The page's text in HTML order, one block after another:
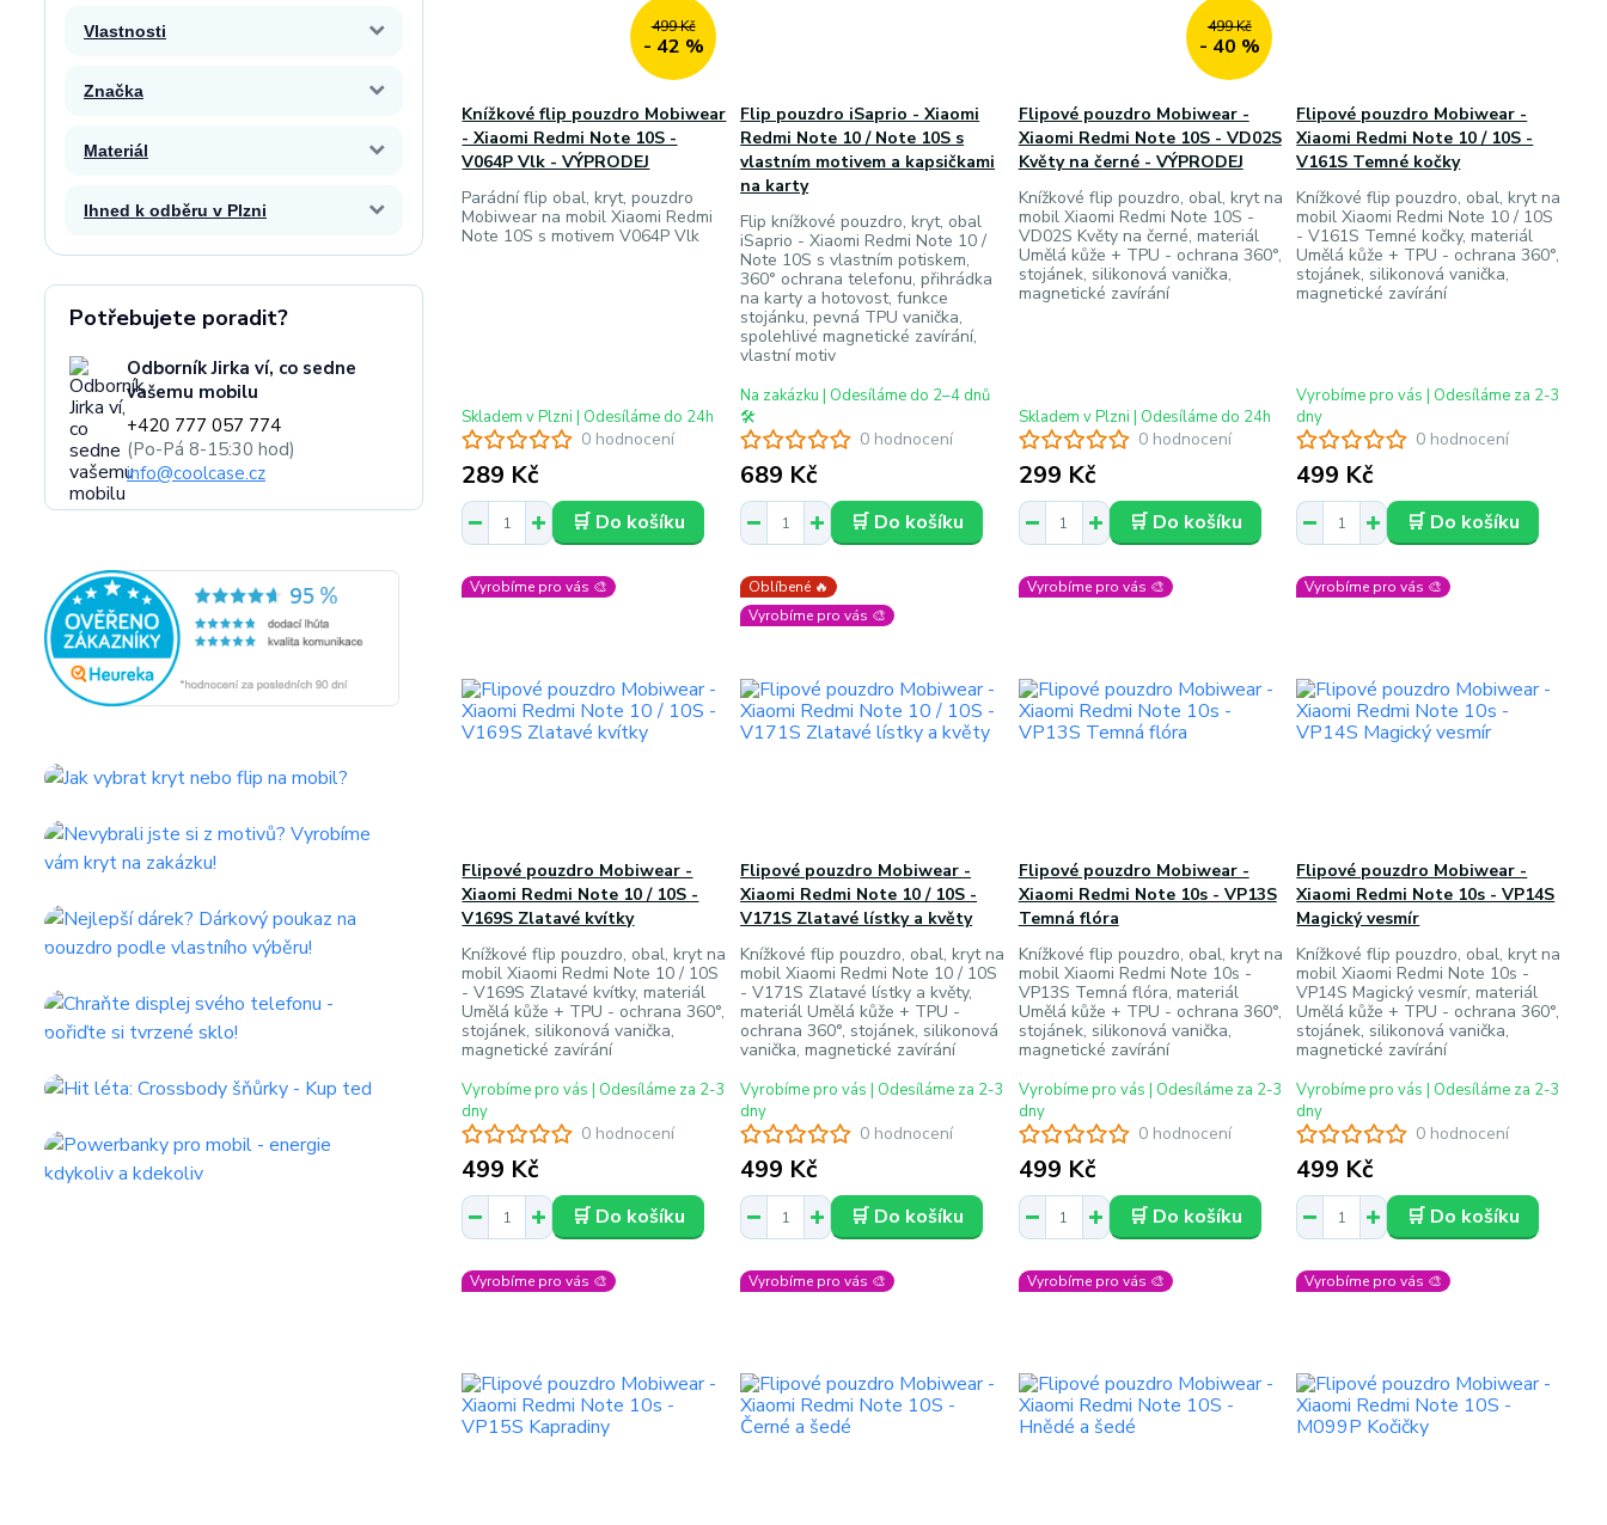
Vlastnosti
Značka
Materiál
Ihned k odběru v Plzni
Potřebujete poradit?
Odborník Jirka ví, co sedne
vašemu mobilu
+420 777 057 774
(Po-Pá 8-15:30 hod)
info@coolcase.cz
499 Kč
- 42 %
0 hodnocení
Knížkové flip pouzdro Mobiwear
- Xiaomi Redmi Note 10S -
V064P Vlk - VÝPRODEJ
Parádní flip obal, kryt, pouzdro
Mobiwear na mobil Xiaomi Redmi
Note 10S s motivem V064P Vlk
289 Kč
Skladem v Plzni | Odesíláme do 24h
🛒 Do košíku
0 hodnocení
Flip pouzdro iSaprio - Xiaomi
Redmi Note 10 / Note 10S s
vlastním motivem a kapsičkami
na karty
Flip knížkové pouzdro, kryt, obal
iSaprio - Xiaomi Redmi Note 10 /
Note 10S s vlastním potiskem,
360° ochrana telefonu, přihrádka
na karty a hotovost, funkce
stojánku, pevná TPU vanička,
spolehlivé magnetické zavírání,
vlastní motiv
689 Kč
Na zakázku | Odesíláme do 2–4 dnů
🛠️
🛒 Do košíku
499 Kč
- 40 %
0 hodnocení
Flipové pouzdro Mobiwear -
Xiaomi Redmi Note 10S - VD02S
Květy na černé - VÝPRODEJ
Knížkové flip pouzdro, obal, kryt na
mobil Xiaomi Redmi Note 10S -
VD02S Květy na černé, materiál
Umělá kůže + TPU - ochrana 360°,
stojánek, silikonová vanička,
magnetické zavírání
299 Kč
Skladem v Plzni | Odesíláme do 24h
🛒 Do košíku
0 hodnocení
Flipové pouzdro Mobiwear -
Xiaomi Redmi Note 10 / 10S -
V161S Temné kočky
Knížkové flip pouzdro, obal, kryt na
mobil Xiaomi Redmi Note 10 / 10S
- V161S Temné kočky, materiál
Umělá kůže + TPU - ochrana 360°,
stojánek, silikonová vanička,
magnetické zavírání
499 Kč
Vyrobíme pro vás | Odesíláme za 2-3
dny
🛒 Do košíku
Vyrobíme pro vás 🎨
0 hodnocení
Flipové pouzdro Mobiwear -
Xiaomi Redmi Note 10 / 10S -
V169S Zlatavé kvítky
Knížkové flip pouzdro, obal, kryt na
mobil Xiaomi Redmi Note 10 / 10S
- V169S Zlatavé kvítky, materiál
Umělá kůže + TPU - ochrana 360°,
stojánek, silikonová vanička,
magnetické zavírání
499 Kč
Vyrobíme pro vás | Odesíláme za 2-3
dny
🛒 Do košíku
Oblíbené 🔥
Vyrobíme pro vás 🎨
0 hodnocení
Flipové pouzdro Mobiwear -
Xiaomi Redmi Note 10 / 10S -
V171S Zlatavé lístky a květy
Knížkové flip pouzdro, obal, kryt na
mobil Xiaomi Redmi Note 10 / 10S
- V171S Zlatavé lístky a květy,
materiál Umělá kůže + TPU -
ochrana 360°, stojánek, silikonová
vanička, magnetické zavírání
499 Kč
Vyrobíme pro vás | Odesíláme za 2-3
dny
🛒 Do košíku
Vyrobíme pro vás 🎨
0 hodnocení
Flipové pouzdro Mobiwear -
Xiaomi Redmi Note 10s - VP13S
Temná flóra
Knížkové flip pouzdro, obal, kryt na
mobil Xiaomi Redmi Note 10s -
VP13S Temná flóra, materiál
Umělá kůže + TPU - ochrana 360°,
stojánek, silikonová vanička,
magnetické zavírání
499 Kč
Vyrobíme pro vás | Odesíláme za 2-3
dny
🛒 Do košíku
Vyrobíme pro vás 🎨
0 hodnocení
Flipové pouzdro Mobiwear -
Xiaomi Redmi Note 10s - VP14S
Magický vesmír
Knížkové flip pouzdro, obal, kryt na
mobil Xiaomi Redmi Note 10s -
VP14S Magický vesmír, materiál
Umělá kůže + TPU - ochrana 360°,
stojánek, silikonová vanička,
magnetické zavírání
499 Kč
Vyrobíme pro vás | Odesíláme za 2-3
dny
🛒 Do košíku
Vyrobíme pro vás 🎨 Vyrobíme pro vás 🎨 Vyrobíme pro vás 🎨 Vyrobíme pro vás 🎨